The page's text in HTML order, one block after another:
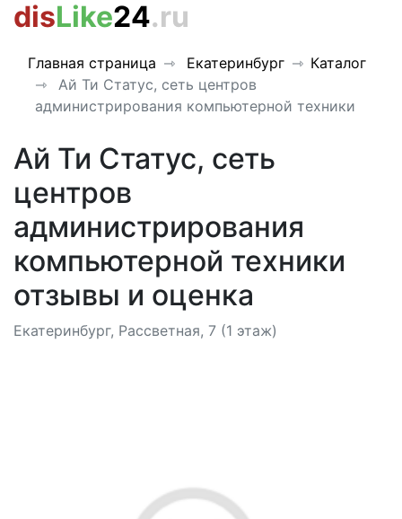
disLike24.ru
Главная страница Екатеринбург
Каталог
Ай Ти Статус, сеть центров
администрирования компьютерной техники
Ай Ти Статус, сеть
центров
администрирования
компьютерной техники
отзывы и оценка
Екатеринбург, Рассветная, 7 (1 этаж)